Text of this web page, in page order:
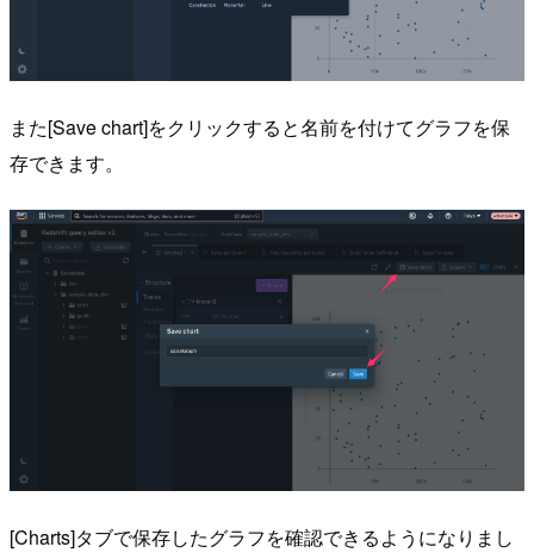
また[Save chart]をクリックすると名前を付けてグラフを保
存できます。
[Charts]タブで保存したグラフを確認できるようになりまし